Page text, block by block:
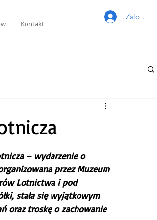
Kontakt
Zaloguj się
– wydarzenie o
przez Muzeum
Lotnictwa i pod
stała się wyjątkowym
oraz troskę o zachowanie